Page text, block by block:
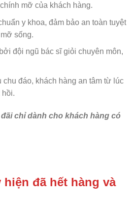
mỡ của khách hàng.
y khoa, đảm bảo an toàn tuyệt
sống.
đội ngũ bác sĩ giỏi chuyên môn,
chu đáo, khách hàng an tâm từ lúc
hồi.
chỉ dành cho khách hàng có
hiện đã hết hàng và